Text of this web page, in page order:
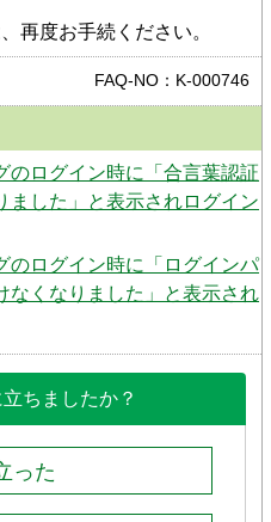
再度お手続ください。
FAQ-NO：K-000746
のログイン時に「合言葉認証
ました」と表示されログイン
のログイン時に「ログインパ
なくなりました」と表示され
ちましたか？
った